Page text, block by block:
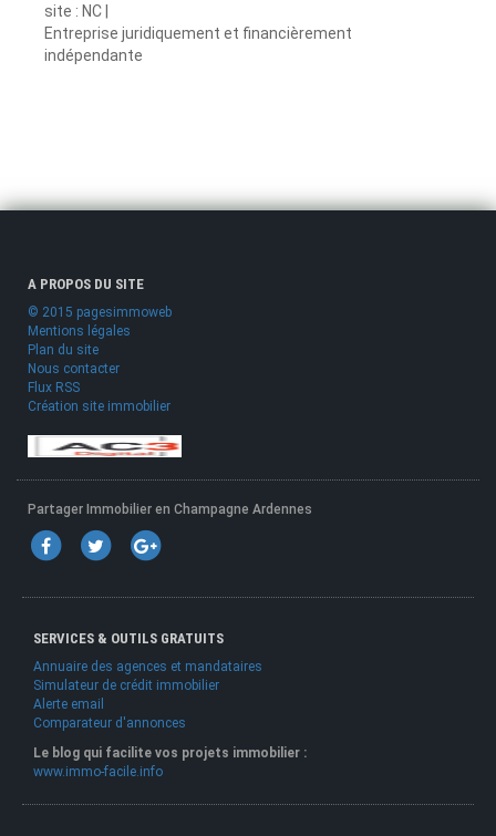
site : NC |
Entreprise juridiquement et financièrement
indépendante
A PROPOS DU SITE
© 2015 pagesimmoweb
Mentions légales
Plan du site
Nous contacter
Flux RSS
Création site immobilier
Partager Immobilier en Champagne Ardennes
SERVICES & OUTILS GRATUITS
Annuaire des agences et mandataires
Simulateur de crédit immobilier
Alerte email
Comparateur d'annonces
Le blog qui facilite vos projets immobilier :
www.immo-facile.info